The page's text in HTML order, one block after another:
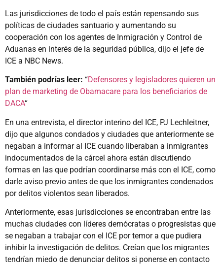
Las jurisdicciones de todo el país están repensando sus
políticas de ciudades santuario y aumentando su
cooperación con los agentes de Inmigración y Control de
Aduanas en interés de la seguridad pública, dijo el jefe de
ICE a NBC News.
También podrías leer: “Defensores y legisladores quieren un
plan de marketing de Obamacare para los beneficiarios de
DACA“
En una entrevista, el director interino del ICE, PJ Lechleitner,
dijo que algunos condados y ciudades que anteriormente se
negaban a informar al ICE cuando liberaban a inmigrantes
indocumentados de la cárcel ahora están discutiendo
formas en las que podrían coordinarse más con el ICE, como
darle aviso previo antes de que los inmigrantes condenados
por delitos violentos sean liberados.
Anteriormente, esas jurisdicciones se encontraban entre las
muchas ciudades con líderes demócratas o progresistas que
se negaban a trabajar con el ICE por temor a que pudiera
inhibir la investigación de delitos. Creían que los migrantes
tendrían miedo de denunciar delitos si ponerse en contacto